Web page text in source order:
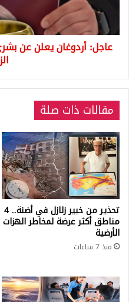
للشباب
المقبلين
على
الزواج
عاجل: أردوغان يعلن عن
مقالات ذات صلة
تحذير من خبير زلازل في أضنة.. 4
مناطق أكثر عرضة لمخاطر الهزات
الأرضية
منذ 7 ساعات